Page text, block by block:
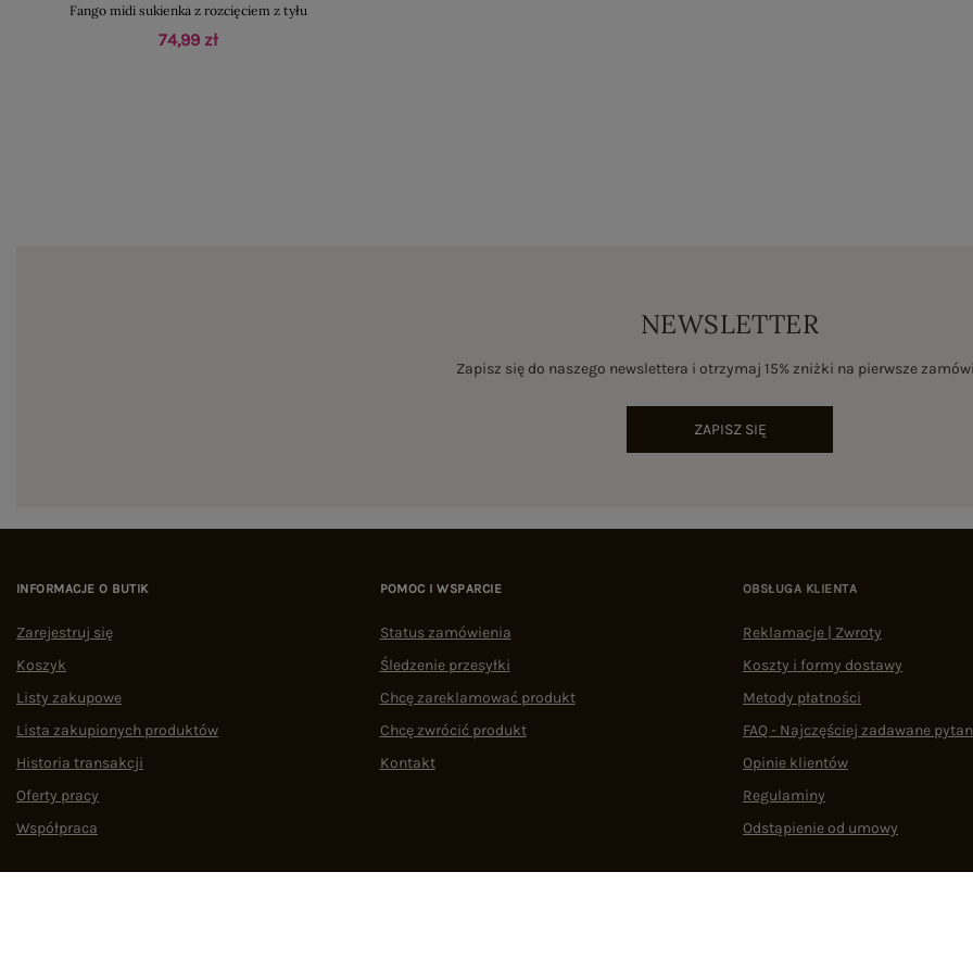
Fango midi sukienka z rozcięciem z tyłu
74,99 zł
NEWSLETTER
Zapisz się do naszego newslettera i otrzymaj 15% zniżki na pierwsze
ZAPISZ SIĘ
INFORMACJE O BUTIK
Zarejestruj się
Koszyk
Listy zakupowe
Lista zakupionych produktów
Historia transakcji
Oferty pracy
Współpraca
POMOC I WSPARCIE
Status zamówienia
Śledzenie przesyłki
Chcę zareklamować produkt
Chcę zwrócić produkt
Kontakt
OBSŁUGA KLIENTA
Reklamacje | Zwroty
Koszty i formy dostawy
Metody płatności
FAQ - Najczęściej zadawane
Opinie klientów
Regulaminy
Odstąpienie od umowy